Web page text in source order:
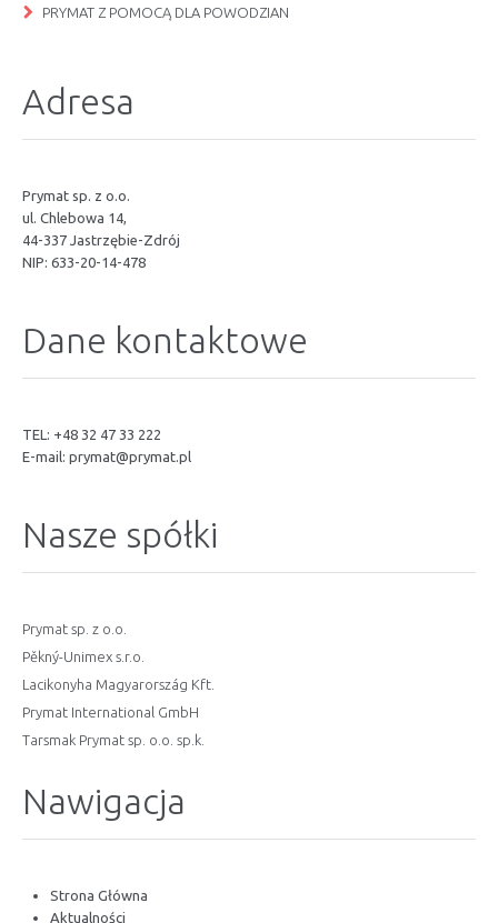
PRYMAT Z POMOCĄ DLA POWODZIAN
Adresa
Prymat sp. z o.o.
ul. Chlebowa 14,
44-337 Jastrzębie-Zdrój
NIP: 633-20-14-478
Dane kontaktowe
TEL: +48 32 47 33 222
E-mail: prymat@prymat.pl
Nasze spółki
Prymat sp. z o.o.
Pěkný-Unimex s.r.o.
Lacikonyha Magyarország Kft.
Prymat International GmbH
Tarsmak Prymat sp. o.o. sp.k.
Nawigacja
Strona Główna
Aktualności